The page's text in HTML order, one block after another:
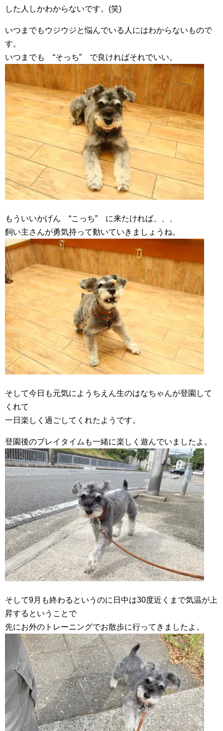
した人しかわからないです。(笑)
いつまでもウジウジと悩んでいる人にはわからないもので
す。
いつまでも “そっち” で良ければそれでいい。
もういいかげん “こっち” に来たければ、、、
飼い主さんが勇気持って動いていきましょうね。
そして今日も元気にようちえん生のはなちゃんが登園して
くれて
一日楽しく過ごしてくれたようです。
登園後のプレイタイムも一緒に楽しく遊んでいましたよ。
そして9月も終わるというのに日中は30度近くまで気温が上
昇するということで
先にお外のトレーニングでお散歩に行ってきましたよ。